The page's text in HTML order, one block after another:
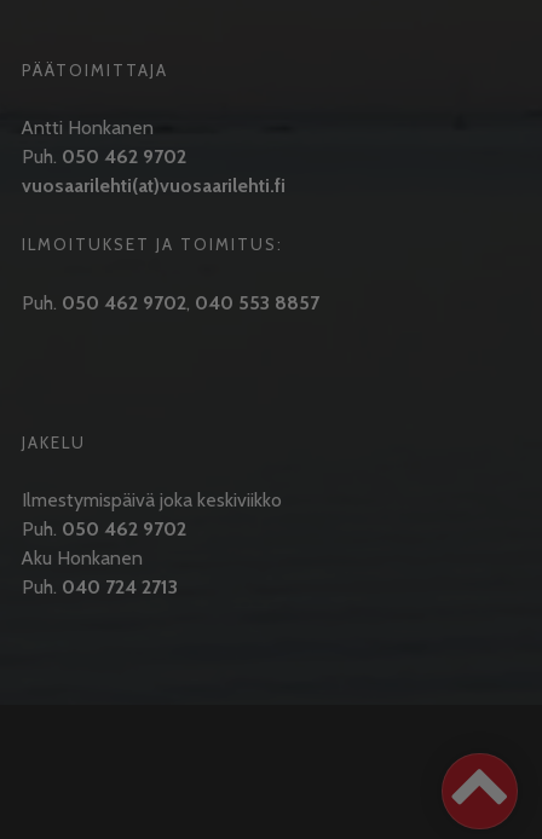
PÄÄTOIMITTAJA
Antti Honkanen
Puh. 050 462 9702
vuosaarilehti(at)vuosaarilehti.fi
ILMOITUKSET JA TOIMITUS:
Puh. 050 462 9702, 040 553 8857
JAKELU
Ilmestymispäivä joka keskiviikko
Puh. 050 462 9702
Aku Honkanen
Puh. 040 724 2713